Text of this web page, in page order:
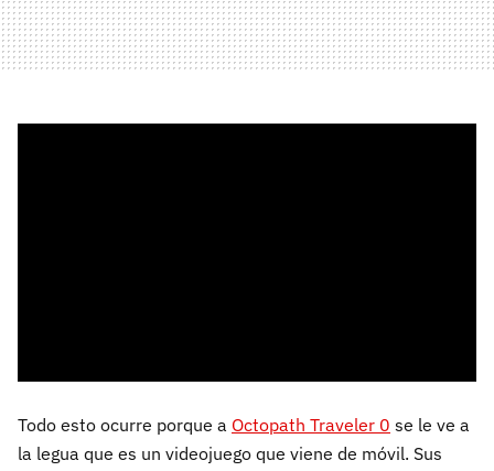
Todo esto ocurre porque a Octopath Traveler 0 se le ve a
la legua que es un videojuego que viene de móvil. Sus